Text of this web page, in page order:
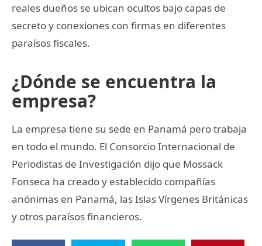
reales dueños se ubican ocultos bajo capas de
secreto y conexiones con firmas en diferentes
paraísos fiscales.
¿Dónde se encuentra la
empresa?
La empresa tiene su sede en Panamá pero trabaja
en todo el mundo. El Consorcio Internacional de
Periodistas de Investigación dijo que Mossack
Fonseca ha creado y establecido compañías
anónimas en Panamá, las Islas Vírgenes Británicas
y otros paraísos financieros.